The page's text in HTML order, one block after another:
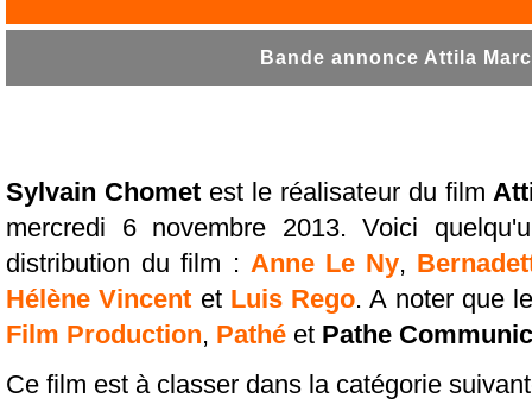
Bande annonce Attila
Sylvain Chometest le réalisateur du film
mercredi 6 novembre 2013. Voici
distribution du film : Anne Le Ny,
Hélène Vincent et Luis Rego. A noter que
Film Production, Pathé et Pathe
Ce film est à classer dans la catégorie